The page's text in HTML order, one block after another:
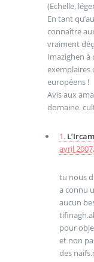
(Echelle,
En tant
connaître
vraiment
Imazighen à
exemplaires
européens !
Avis aux
domaine.
1.
avril
tu nous
a connu
aucun
pour
et non
des